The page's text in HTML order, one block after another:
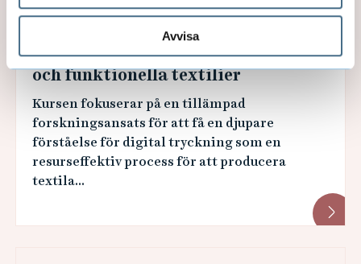
Avvisa
Digitala tryckprocesser för smarta
och funktionella textilier
Kursen fokuserar på en tillämpad
forskningsansats för att få en djupare
förståelse för digital tryckning som en
resurseffektiv process för att producera
textila...